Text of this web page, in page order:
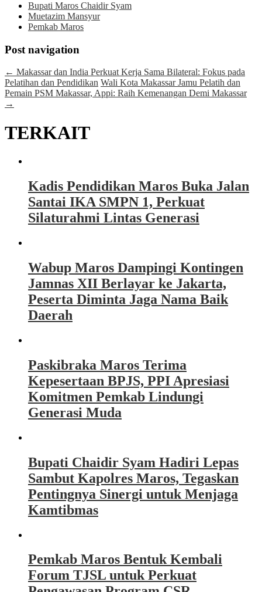
Bupati Maros Chaidir Syam
Muetazim Mansyur
Pemkab Maros
Post navigation
← Makassar dan India Perkuat Kerja Sama Bilateral: Fokus pada
Pelatihan dan Pendidikan Wali Kota Makassar Jamu Pelatih dan
Pemain PSM Makassar, Appi: Raih Kemenangan Demi Makassar
→
TERKAIT
Kadis Pendidikan Maros Buka Jalan
Santai IKA SMPN 1, Perkuat
Silaturahmi Lintas Generasi
Wabup Maros Dampingi Kontingen
Jamnas XII Berlayar ke Jakarta,
Peserta Diminta Jaga Nama Baik
Daerah
Paskibraka Maros Terima
Kepesertaan BPJS, PPI Apresiasi
Komitmen Pemkab Lindungi
Generasi Muda
Bupati Chaidir Syam Hadiri Lepas
Sambut Kapolres Maros, Tegaskan
Pentingnya Sinergi untuk Menjaga
Kamtibmas
Pemkab Maros Bentuk Kembali
Forum TJSL untuk Perkuat